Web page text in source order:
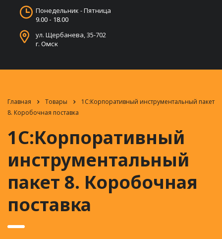
Понедельник - Пятница
9.00 - 18.00
ул. Щербанева, 35-702
г. Омск
Главная Товары
1С:Корпоративный инструментальный пакет
8. Коробочная поставка
1С:Корпоративный
инструментальный
пакет 8. Коробочная
поставка